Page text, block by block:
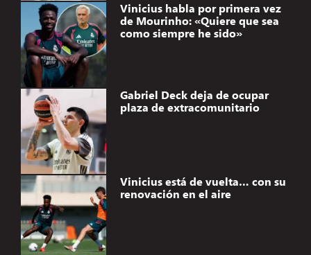
Vinicius habla por primera vez
de Mourinho: «Quiere que sea
como siempre he sido»
Gabriel Deck deja de ocupar
plaza de extracomunitario
Vinicius está de vuelta… con su
renovación en el aire